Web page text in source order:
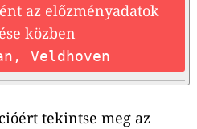
az előzményadatok
közben
Veldhoven
tekintse meg az